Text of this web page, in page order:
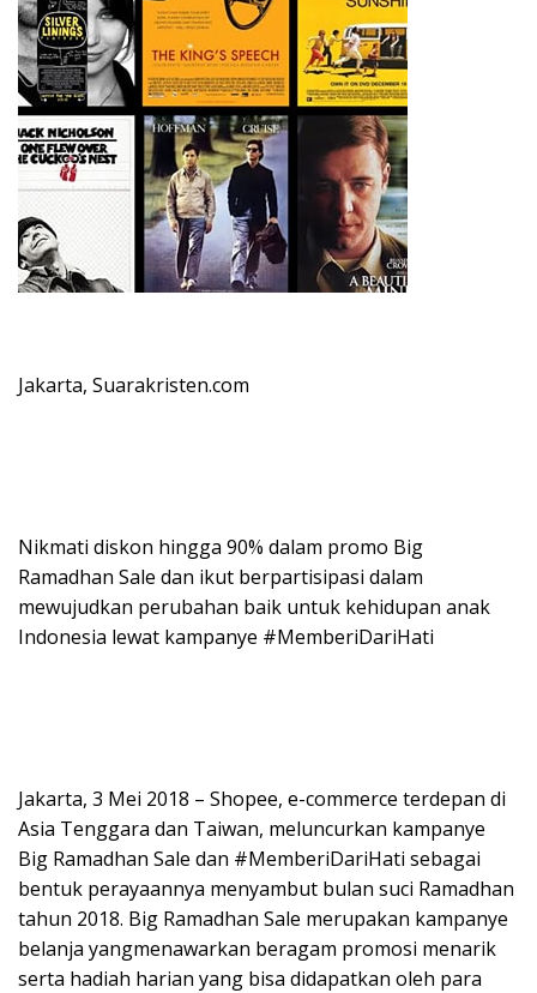
Jakarta, Suarakristen.com
Nikmati diskon hingga 90% dalam promo Big
Ramadhan Sale dan ikut berpartisipasi dalam
mewujudkan perubahan baik untuk kehidupan anak
Indonesia lewat kampanye #MemberiDariHati
Jakarta, 3 Mei 2018 – Shopee, e-commerce terdepan di
Asia Tenggara dan Taiwan, meluncurkan kampanye
Big Ramadhan Sale dan #MemberiDariHati sebagai
bentuk perayaannya menyambut bulan suci Ramadhan
tahun 2018. Big Ramadhan Sale merupakan kampanye
belanja yangmenawarkan beragam promosi menarik
serta hadiah harian yang bisa didapatkan oleh para